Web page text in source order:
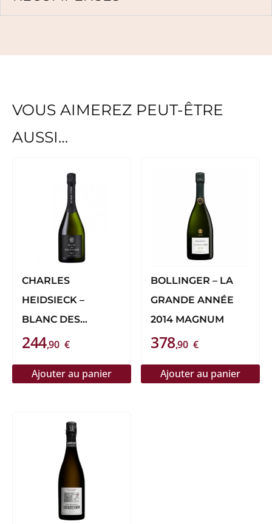
VOUS AIMEREZ PEUT-ÊTRE
AUSSI…
CHARLES
HEIDSIECK –
BLANC DES
MILLÉNAIRES 2014
244,90 €
Ajouter au panier
BOLLINGER – LA
GRANDE ANNÉE
2014 MAGNUM
378,90 €
Ajouter au panier